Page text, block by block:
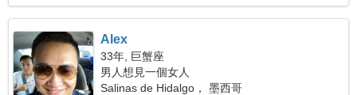
Alex
33年, 巨蟹座
男人想見一個女人
Salinas de Hidalgo， 墨西哥